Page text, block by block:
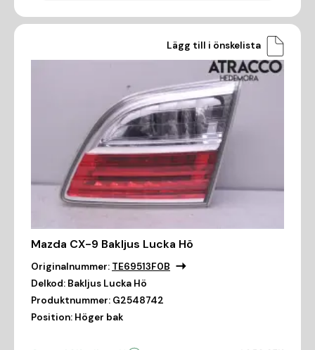
Lägg till i önskelista
Mazda CX-9 Bakljus Lucka Hö
Originalnummer: TE69513F0B
Delkod: Bakljus Lucka Hö
Produktnummer: G2548742
Position: Höger bak